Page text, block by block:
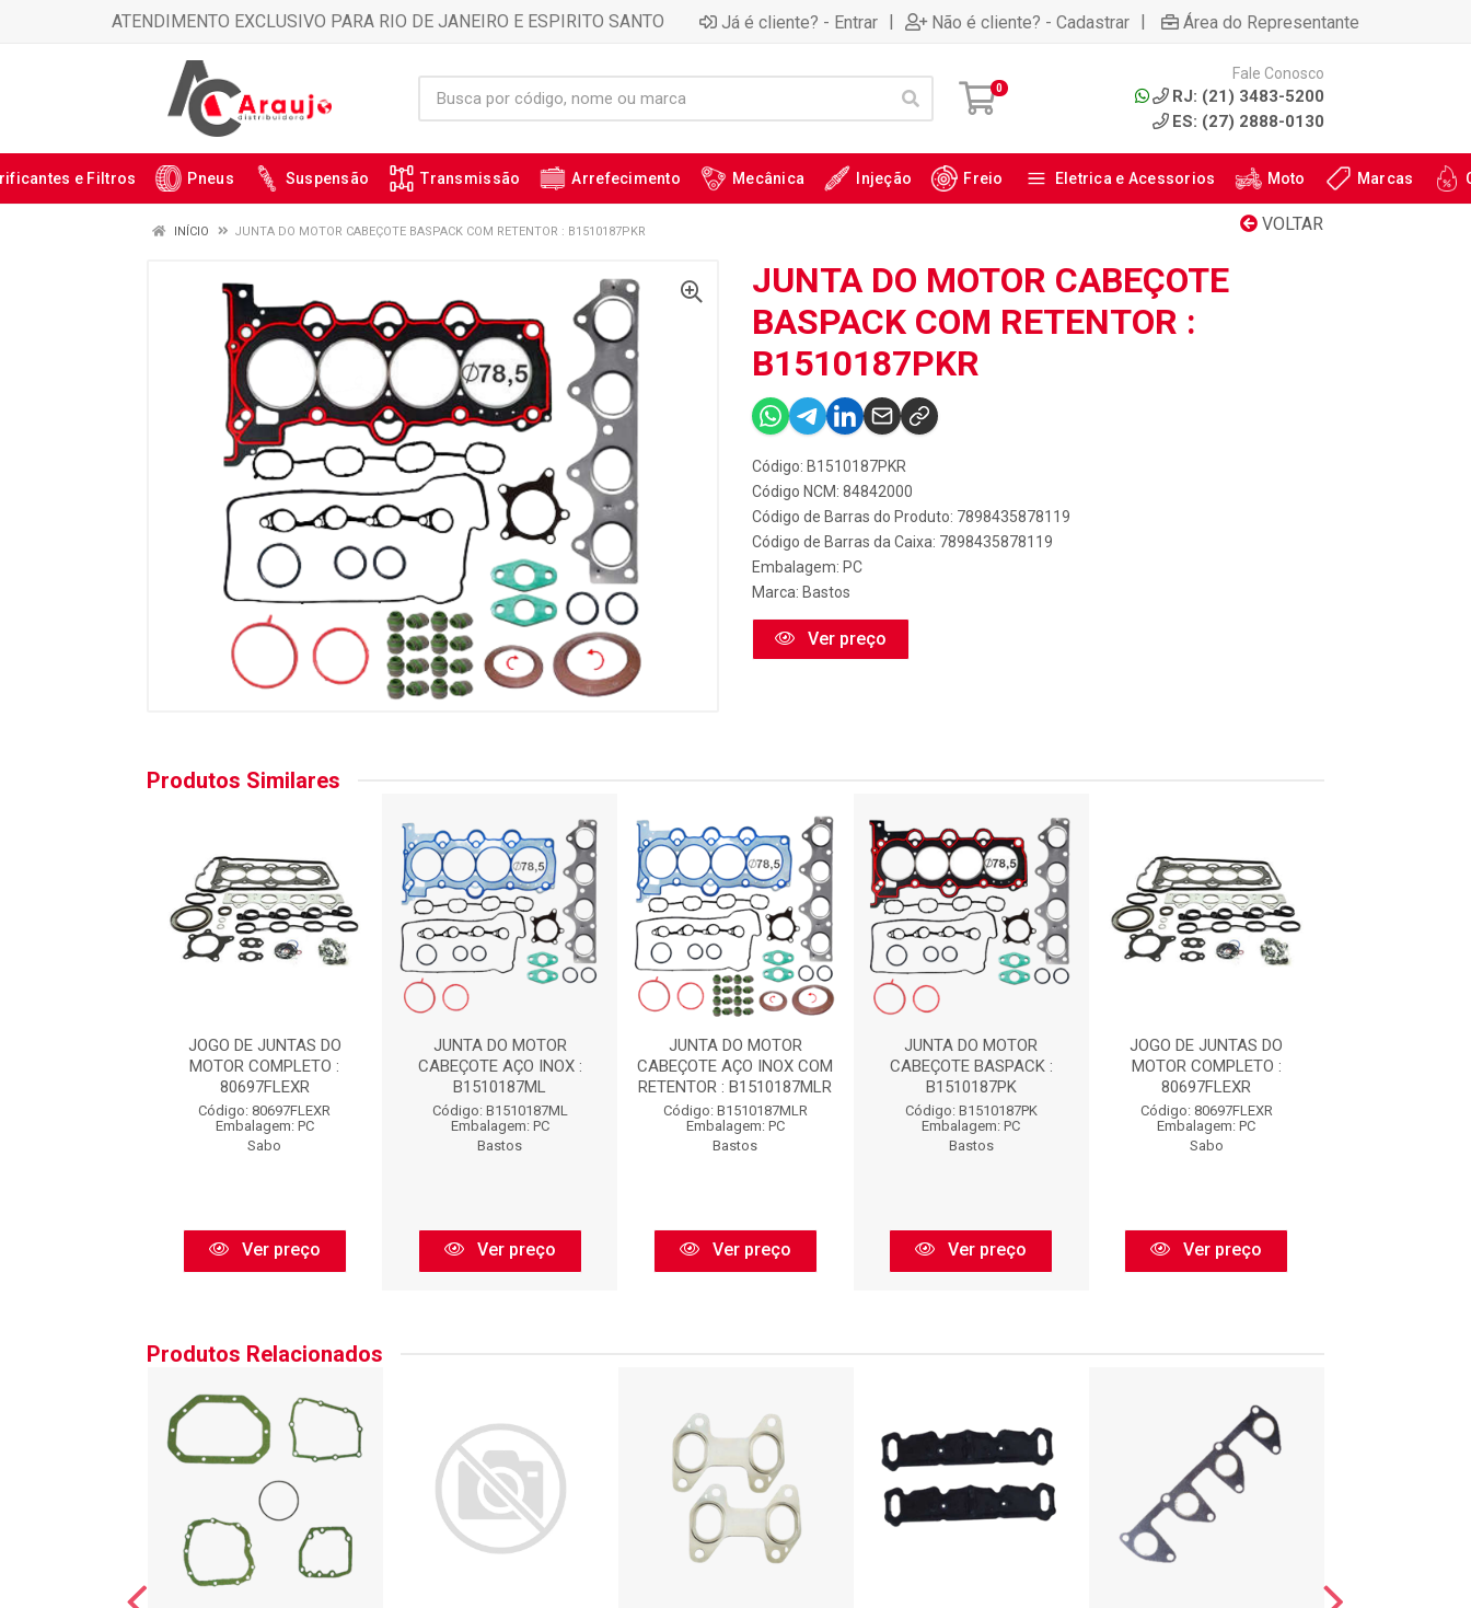
ATENDIMENTO EXCLUSIVO PARA RIO DE JANEIRO E ESPIRITO SANTO Já é cliente? - Entrar | Não é cliente? - Cadastrar | Área do Representante
0
Fale Conosco
RJ: (21) 3483-5200
ES: (27) 2888-0130
e Filtros Pneus Suspensão Transmissão Arrefecimento Mecânica Injeção Freio Eletrica e Acessorios Moto Marcas
VOLTAR
INÍCIO JUNTA DO MOTOR CABEÇOTE BASPACK COM RETENTOR : B1510187PKR
JUNTA DO MOTOR CABEÇOTE
BASPACK COM RETENTOR :
B1510187PKR
Código: B1510187PKR
Código NCM: 84842000
Código de Barras do Produto: 7898435878119
Código de Barras da Caixa: 7898435878119
Embalagem: PC
Marca: Bastos
Ver preço
Produtos Similares
JOGO DE JUNTAS DO
MOTOR COMPLETO :
80697FLEXR
Código: 80697FLEXR
Embalagem: PC
Sabo
Ver preço
JUNTA DO MOTOR
CABEÇOTE AÇO INOX :
B1510187ML
Código: B1510187ML
Embalagem: PC
Bastos
Ver preço
JUNTA DO MOTOR
CABEÇOTE AÇO INOX COM
RETENTOR : B1510187MLR
Código: B1510187MLR
Embalagem: PC
Bastos
Ver preço
JUNTA DO MOTOR
CABEÇOTE BASPACK :
B1510187PK
Código: B1510187PK
Embalagem: PC
Bastos
Ver preço
JOGO DE JUNTAS DO
MOTOR COMPLETO :
80697FLEXR
Código: 80697FLEXR
Embalagem: PC
Sabo
Ver preço
Produtos Relacionados